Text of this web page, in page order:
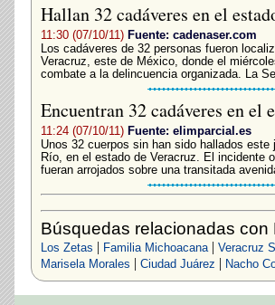
Hallan 32 cadáveres en el
11:30 (07/10/11) Fuente: cadenaser.com
Los cadáveres de 32 personas fueron
Veracruz, este de México, donde el
combate a la delincuencia organizada. La
Encuentran 32 cadáveres en el
11:24 (07/10/11) Fuente: elimparcial.es
Unos 32 cuerpos sin han sido hallados
Río, en el estado de Veracruz. El incidente
fueran arrojados sobre una transitada
Búsquedas relacionadas con
Los Zetas | Familia Michoacana| Veracruz
Marisela Morales | Ciudad Juárez | Nacho